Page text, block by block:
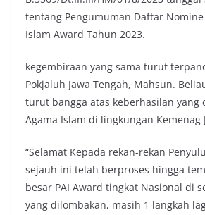
tentang Pengumuman Daftar
Islam Award Tahun 2023.
kegembiraan yang sama turut
Pokjaluh Jawa Tengah, Mahsun.
turut bangga atas keberhasilan yang
Agama Islam di lingkungan Kemenag
“Selamat Kepada rekan-rekan
sejauh ini telah berproses hingga
besar PAI Award tingkat Nasional di
yang dilombakan, masih 1 langkah